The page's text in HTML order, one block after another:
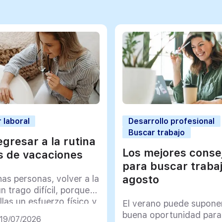
laboral
a la rutina
de vacaciones
personas, volver a la
trago difícil, porque
un esfuerzo físico y
07/2026
Desarrollo profesional
Buscar trabajo
Los mejores
para buscar
agosto
El verano puede
buena oportunidad para